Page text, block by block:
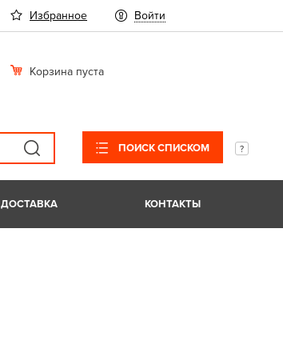
Избранное Войти
Корзина пуста
ПОИСК СПИСКОМ
ДОСТАВКА КОНТАКТЫ